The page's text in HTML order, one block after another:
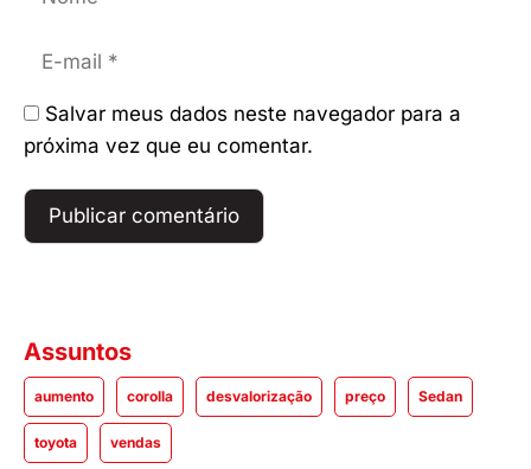
mail
Salvar meus dados neste navegador para a
próxima vez que eu comentar.
Assuntos
aumento corolla desvalorização preço Sedan
toyota vendas